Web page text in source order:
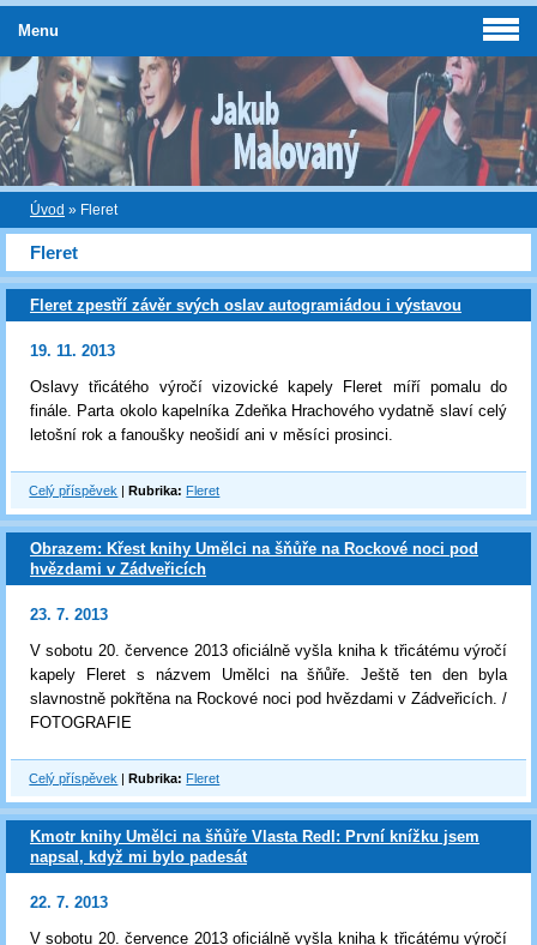
Úvod » Fleret
Fleret
Fleret zpestří závěr svých oslav autogramiádou i výstavou
19. 11. 2013
Oslavy třicátého výročí vizovické kapely Fleret míří pomalu do
finále. Parta okolo kapelníka Zdeňka Hrachového vydatně slaví celý
letošní rok a fanoušky neošidí ani v měsíci prosinci.
Celý příspěvek |Rubrika: Fleret
Obrazem: Křest knihy Umělci na šňůře na Rockové noci pod
hvězdami v Zádveřicích
23. 7. 2013
V sobotu 20. července 2013 oficiálně vyšla kniha k třicátému výročí
kapely Fleret s názvem Umělci na šňůře. Ještě ten den byla
slavnostně pokřtěna na Rockové noci pod hvězdami v Zádveřicích. /
FOTOGRAFIE
Celý příspěvek |Rubrika: Fleret
Kmotr knihy Umělci na šňůře Vlasta Redl: První knížku jsem
napsal, když mi bylo padesát
22. 7. 2013
V sobotu 20. července 2013 oficiálně vyšla kniha k třicátému výročí
Menu